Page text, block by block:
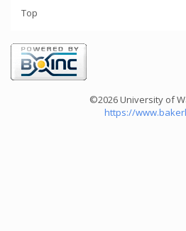
Top
©2026 University of
https://